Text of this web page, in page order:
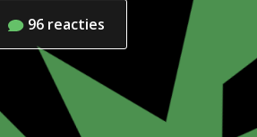
96 reacties